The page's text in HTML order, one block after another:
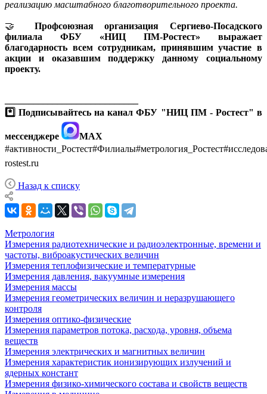
реализацию масштабного благотворительного проекта.
🤝
Профсоюзная организация Сергиево-Посадского
филиала ФБУ «НИЦ ПМ-Ростест» выражает
благодарность всем сотрудникам, принявшим участие в
акции и оказавшим поддержку данному социальному
проекту.
*️⃣ Подписывайтесь на канал ФБУ "НИЦ ПМ - Ростест" в
мессенджере
МАХ
rostest.ru
Назад к списку
Метрология
Измерения радиотехнические и радиоэлектронные, времени и
частоты, виброакустических величин
Измерения теплофизические и температурные
Измерения давления, вакуумные измерения
Измерения массы
Измерения геометрических величин и неразрушающего
контроля
Измерения оптико-физические
Измерения параметров потока, расхода, уровня, объема
веществ
Измерения электрических и магнитных величин
Измерения характеристик ионизирующих излучений и
ядерных констант
Измерения физико-химического состава и свойств веществ